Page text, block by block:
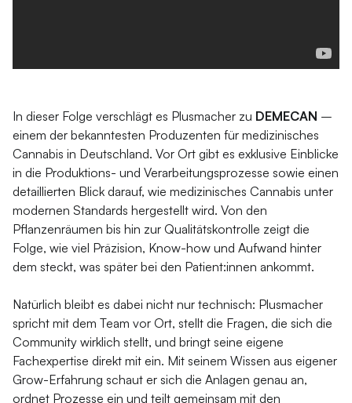
In dieser Folge verschlägt es Plusmacher zu DEMECAN –
einem der bekanntesten Produzenten für medizinisches
Cannabis in Deutschland. Vor Ort gibt es exklusive Einblicke
in die Produktions- und Verarbeitungsprozesse sowie einen
detaillierten Blick darauf, wie medizinisches Cannabis unter
modernen Standards hergestellt wird. Von den
Pflanzenräumen bis hin zur Qualitätskontrolle zeigt die
Folge, wie viel Präzision, Know-how und Aufwand hinter
dem steckt, was später bei den Patient:innen ankommt.
Natürlich bleibt es dabei nicht nur technisch: Plusmacher
spricht mit dem Team vor Ort, stellt die Fragen, die sich die
Community wirklich stellt, und bringt seine eigene
Fachexpertise direkt mit ein. Mit seinem Wissen aus eigener
Grow-Erfahrung schaut er sich die Anlagen genau an,
ordnet Prozesse ein und teilt gemeinsam mit den